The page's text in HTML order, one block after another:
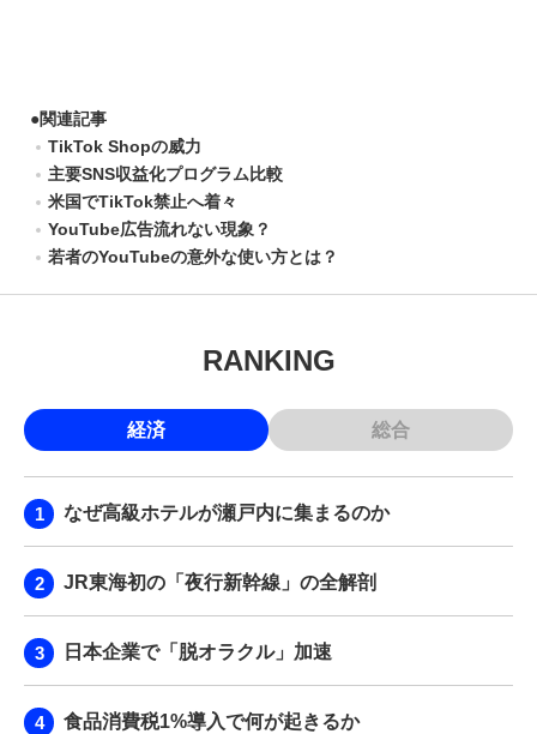
●関連記事
TikTok Shopの威力
主要SNS収益化プログラム比較
米国でTikTok禁止へ着々
YouTube広告流れない現象？
若者のYouTubeの意外な使い方とは？
RANKING
経済 総合
なぜ高級ホテルが瀬戸内に集まるのか
JR東海初の「夜行新幹線」の全解剖
日本企業で「脱オラクル」加速
食品消費税1%導入で何が起きるか